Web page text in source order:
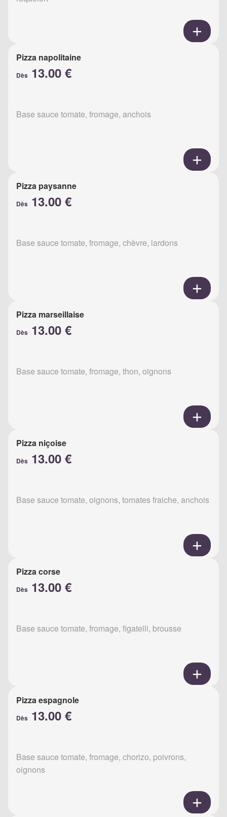
Pizza napolitaine
Dès 13.00 €
Base sauce tomate, fromage, anchois
Pizza paysanne
Dès 13.00 €
Base sauce tomate, fromage, chèvre, lardons
Pizza marseillaise
Dès 13.00 €
Base sauce tomate, fromage, thon, oignons
Pizza niçoise
Dès 13.00 €
Base sauce tomate, oignons, tomates fraiche, anchois
Pizza corse
Dès 13.00 €
Base sauce tomate, fromage, figatelli, brousse
Pizza espagnole
Dès 13.00 €
Base sauce tomate, fromage, chorizo, poivrons,
oignons